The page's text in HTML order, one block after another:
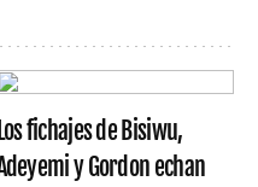
Los fichajes de Bisiwu,
y Gordon echan